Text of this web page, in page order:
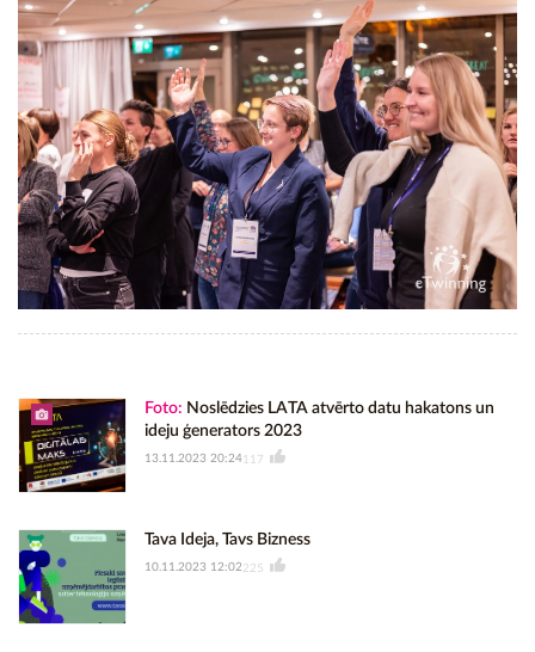
Foto: Noslēdzies LATA atvērto datu hakatons un
ideju ģenerators 2023
13.11.2023 20:24117
Tava Ideja, Tavs Bizness
10.11.2023 12:02 225